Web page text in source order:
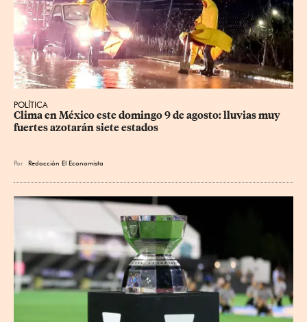
POLÍTICA
Clima en México este domingo 9 de agosto: lluvias muy
fuertes azotarán siete estados
Por Redacción El Economista